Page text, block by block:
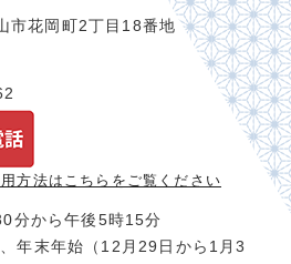
市花岡町2丁目18番地
方法は こちらをご覧ください
分から午後5時15分
年末年始（12月29日から1月3